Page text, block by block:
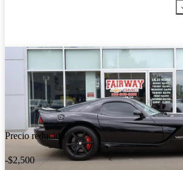
Precio reducido
-$2,500